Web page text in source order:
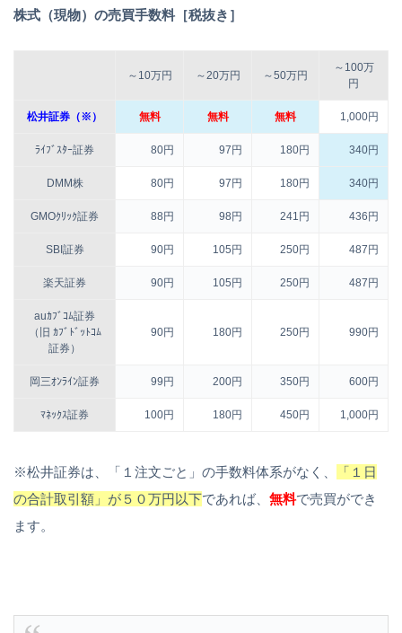
株式（現物）の売買手数料［税抜き］
～10万円 ～20万円 ～50万円
～100万
円
松井証券（※） 無料 無料 無料 1,000円
ﾗｲﾌﾞｽﾀｰ証券 80円 97円 180円 340円
DMM株 80円 97円 180円 340円
GMOｸﾘｯｸ証券 88円 98円 241円 436円
SBI証券 90円 105円 250円 487円
楽天証券 90円 105円 250円 487円
auｶﾌﾞｺﾑ証券
（旧 ｶﾌﾞﾄﾞｯﾄｺﾑ
証券）
90円 180円 250円 990円
岡三ｵﾝﾗｲﾝ証券 99円 200円 350円 600円
ﾏﾈｯｸｽ証券 100円 180円 450円 1,000円
※松井証券は、「１注文ごと」の手数料体系がなく、
「１日
の合計取引額」が５０万円以下であれば、 無料で売買ができ
ます。